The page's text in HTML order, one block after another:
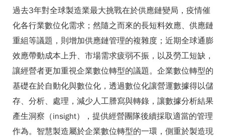
過去3年對全球製造業最大挑戰在於供應鏈變局，疫情催
化各行業數位化需求；然隨之而來的長短料效應、供應鏈
重組等議題，則增加供應鏈管理的複雜度；近期全球通膨
效應帶動成本上升、市場需求疲弱不振，以及勞工短缺，
讓經營者更加重視企業數位轉型的議題。企業數位轉型的
基礎在於自動化與數位化，透過數位化讓營運數據得以儲
存、分析、處理，減少人工謄寫與轉錄，讓數據分析結果
產生洞察（insight），提供經營團隊後續採取適當的管理
作為。智慧製造屬於企業數位轉型的一環，側重於製造現